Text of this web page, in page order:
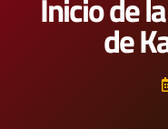
Inicio de
de